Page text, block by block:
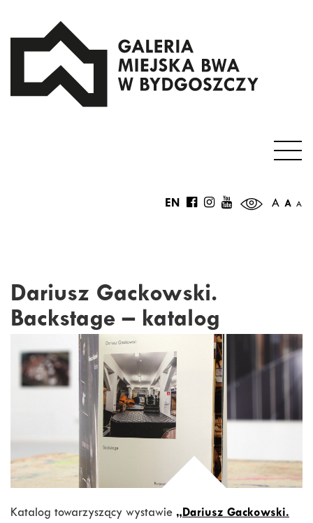
A A A
EN
Dariusz Gackowski.
Backstage – katalog
Katalog towarzyszący wystawie „Dariusz Gackowski.